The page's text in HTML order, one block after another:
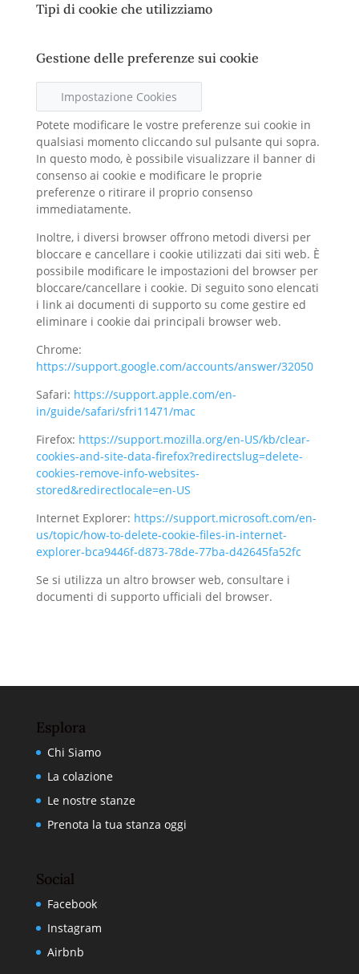
Tipi di cookie che utilizziamo
Gestione delle preferenze sui cookie
Impostazione Cookies
Potete modificare le vostre preferenze sui cookie in
qualsiasi momento cliccando sul pulsante qui sopra.
In questo modo, è possibile visualizzare il banner di
consenso ai cookie e modificare le proprie
preferenze o ritirare il proprio consenso
immediatamente.
Inoltre, i diversi browser offrono metodi diversi per
bloccare e cancellare i cookie utilizzati dai siti web. È
possibile modificare le impostazioni del browser per
bloccare/cancellare i cookie. Di seguito sono elencati
i link ai documenti di supporto su come gestire ed
eliminare i cookie dai principali browser web.
Chrome:
https://support.google.com/accounts/answer/32050
Safari: https://support.apple.com/en-
in/guide/safari/sfri11471/mac
Firefox: https://support.mozilla.org/en-US/kb/clear-
cookies-and-site-data-firefox?redirectslug=delete-
cookies-remove-info-websites-
stored&redirectlocale=en-US
Internet Explorer: https://support.microsoft.com/en-
us/topic/how-to-delete-cookie-files-in-internet-
explorer-bca9446f-d873-78de-77ba-d42645fa52fc
Se si utilizza un altro browser web, consultare i
documenti di supporto ufficiali del browser.
Esplora
Chi Siamo
La colazione
Le nostre stanze
Prenota la tua stanza oggi
Social
Facebook
Instagram
Airbnb